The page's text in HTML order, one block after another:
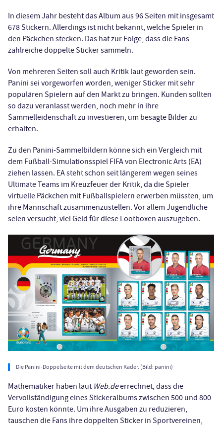
In diesem Jahr besteht das Album aus 96 Seiten mit insgesamt
678 Stickern. Allerdings ist nicht bekannt, welche Spieler in
den Päckchen stecken. Das hat zur Folge, dass die Fans
zahlreiche doppelte Sticker sammeln.
Von mehreren Seiten soll auch Kritik laut geworden sein.
Panini sei vorgeworfen worden, weniger Sticker mit sehr
populären Spielern auf den Markt zu bringen. Kunden sollten
so dazu veranlasst werden, noch mehr in ihre
Sammelleidenschaft zu investieren, um besagte Bilder zu
erhalten.
Zu den Panini-Sammelbildern könne sich ein Vergleich mit
dem Fußball-Simulationsspiel FIFA von Electronic Arts (EA)
ziehen lassen. EA steht schon seit längerem wegen seines
Ultimate Teams im Kreuzfeuer der Kritik, da die Spieler
virtuelle Päckchen mit Fußballspielern erwerben müssten, um
ihre Mannschaft zusammenzustellen. Vor allem Jugendliche
seien versucht, viel Geld für diese Lootboxen auszugeben.
Die Panini-Doppelseite mit dem deutschen Kader. (Bild: panini)
Mathematiker haben laut Web.deerrechnet, dass die
Vervollständigung eines Stickeralbums zwischen 500 und 800
Euro kosten könnte. Um ihre Ausgaben zu reduzieren,
tauschen die Fans ihre doppelten Sticker in Sportvereinen,